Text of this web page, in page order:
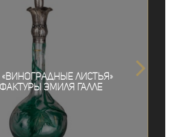
листья»
Эмиля Галле